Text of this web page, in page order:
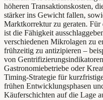
höheren Transaktionskosten,
stärker ins Gewicht fallen,
Marktkorrektur zu geraten.
ist die Fähigkeit
verschiedenen Mikrolagen zu
frühzeitig zu antizipieren –
von
Gastronomiebetriebe oder
Timing-Strategie für
frühen Entwicklungsphasen
Käuferschichten auf die Lage